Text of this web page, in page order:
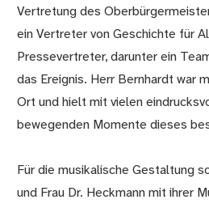
Vertretung des
ein Vertreter von Geschichte für
Pressevertreter, darunter ein
das Ereignis. Herr Bernhardt war
Ort und hielt mit vielen
bewegenden Momente dieses
Für die musikalische Gestaltung
und Frau Dr. Heckmann mit ihrer